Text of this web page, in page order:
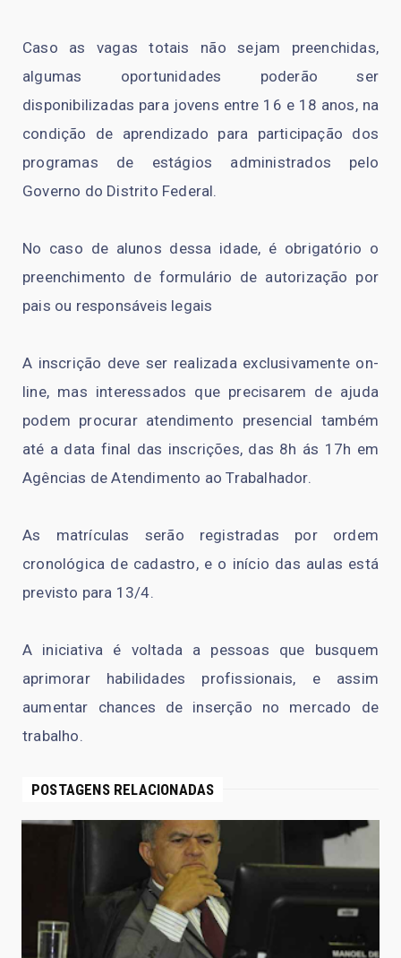
Caso as vagas totais não sejam preenchidas,
algumas oportunidades poderão ser
disponibilizadas para jovens entre 16 e 18 anos, na
condição de aprendizado para participação dos
programas de estágios administrados pelo
Governo do Distrito Federal.
No caso de alunos dessa idade, é obrigatório o
preenchimento de formulário de autorização por
pais ou responsáveis legais
A inscrição deve ser realizada exclusivamente on-
line, mas interessados que precisarem de ajuda
podem procurar atendimento presencial também
até a data final das inscrições, das 8h ás 17h em
Agências de Atendimento ao Trabalhador.
As matrículas serão registradas por ordem
cronológica de cadastro, e o início das aulas está
previsto para 13/4.
A iniciativa é voltada a pessoas que busquem
aprimorar habilidades profissionais, e assim
aumentar chances de inserção no mercado de
trabalho.
POSTAGENS RELACIONADAS